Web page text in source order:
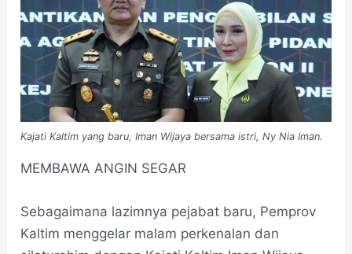
Kajati Kaltim yang baru, Iman Wijaya bersama istri, Ny Nia Iman.
MEMBAWA ANGIN SEGAR
Sebagaimana lazimnya pejabat baru, Pemprov
Kaltim menggelar malam perkenalan dan